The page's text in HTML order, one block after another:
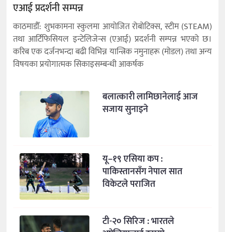
एआई प्रदर्शनी सम्पन्न
काठमाडौँ: शुभकामना स्कुलमा आयोजित रोबोटिक्स, स्टीम (STEAM)
तथा आर्टिफिसियल इन्टेलिजेन्स (एआई) प्रदर्शनी सम्पन्न भएको छ।
करिब एक दर्जनभन्दा बढी विभिन्न यान्त्रिक नमुनाहरू (मोडल) तथा अन्य
विषयका प्रयोगात्मक सिकाइसम्बन्धी आकर्षक
बलात्कारी लामिछानेलाई आज
सजाय सुनाइने
यू–१९ एसिया कप :
पाकिस्तानसँग नेपाल सात
विकेटले पराजित
टी-२० सिरिज : भारतले